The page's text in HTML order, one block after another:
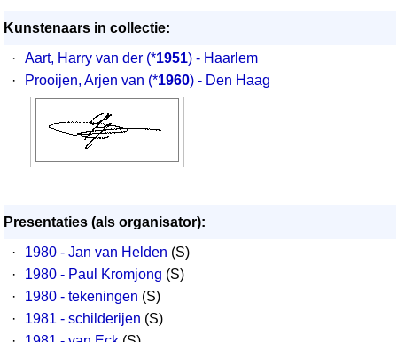
Kunstenaars in collectie:
·
Aart, Harry van der (*1951) - Haarlem
·
Prooijen, Arjen van (*1960) - Den Haag
Presentaties (als organisator):
·
1980 - Jan van Helden (S)
·
1980 - Paul Kromjong (S)
·
1980 - tekeningen (S)
·
1981 - schilderijen (S)